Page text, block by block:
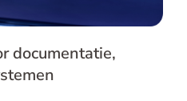
documentatie,